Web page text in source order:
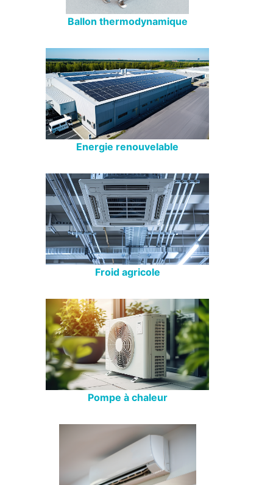
Ballon thermodynamique
Energie renouvelable
Froid agricole
Pompe à chaleur